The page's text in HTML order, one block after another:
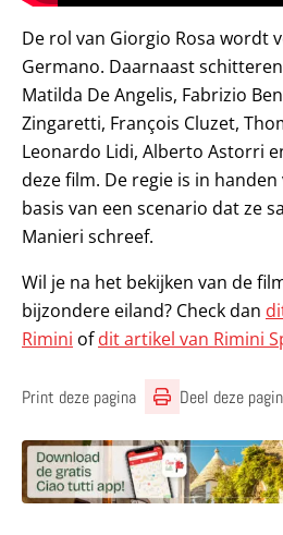
De rol van Giorgio Rosa wordt
Germano. Daarnaast
Matilda De Angelis, Fabrizio
Zingaretti, François Cluzet,
Leonardo Lidi, Alberto Astorri
deze film. De regie is in handen
basis van een scenario dat ze
Manieri schreef.
Wil je na het bekijken van de
bijzondere eiland? Check dan
Rimini ofdit artikel van Rimini
Print deze pagina Deel deze